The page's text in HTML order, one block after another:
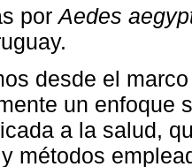
porAedes
desde el
un enfoque
a la salud,
métodos